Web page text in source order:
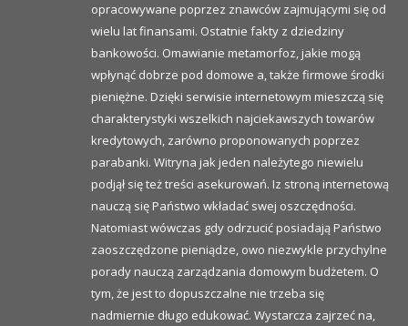
opracowywane poprzez znawców zajmującymi się od
wielu lat finansami. Ostatnie fakty z dziedziny
bankowości. Omawianie metamorfoz, jakie mogą
wpłynąć dobrze pod domowe a, także firmowe środki
pieniężne. Dzięki serwisie internetowym mieszczą się
charakterystyki wszelkich najciekawszych towarów
kredytowych, zarówno proponowanych poprzez
parabanki. Witryna jak jeden należytego niewielu
podjął się też treści asekurowań. Iz stroną internetową
nauczą się Państwo wkładać swej oszczędności.
Natomiast wówczas gdy odrzucić posiadają Państwo
zaoszczędzone pieniądze, owo niezwykle przychylne
porady nauczą zarządzania domowym budżetem. O
tym, że jest to dopuszczalne nie trzeba się
nadmiernie długo edukować. Wystarcza zajrzeć na,